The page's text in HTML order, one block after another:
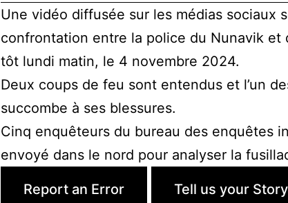
Une vidéo diffusée sur les médias sociaux
confrontation entre la police du Nunavik et
tôt lundi matin, le 4 novembre 2024.
Deux coups de feu sont entendus et l’un
succombe à ses blessures.
Cinq enquêteurs du bureau des enquêtes
envoyé dans le nord pour analyser la
Report an Error Tell us your Story